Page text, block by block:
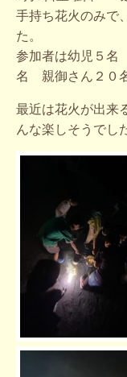
手持ち花火のみで
た。
参加者は幼児５
名 親御さん２０名
最近は花火が出来
んな楽しそうでし